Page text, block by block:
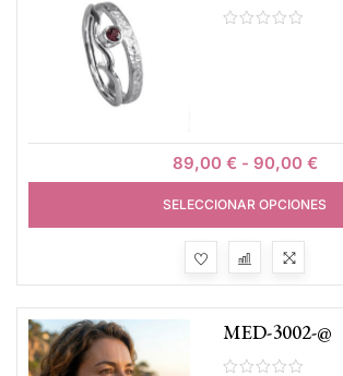
89,00 € - 90,00 €
SELECCIONAR OPCIONES
MED-3002-@